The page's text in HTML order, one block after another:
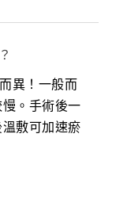
異！一般而
。手術後一
敷可加速瘀